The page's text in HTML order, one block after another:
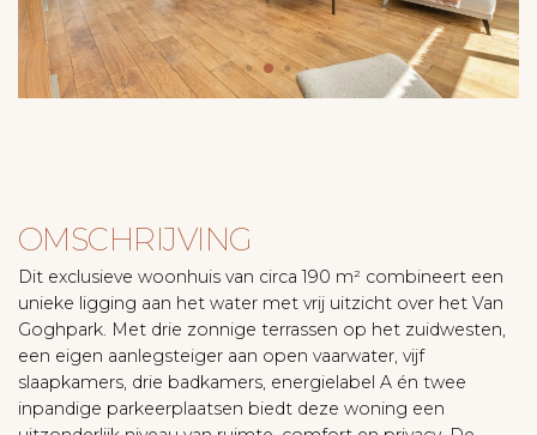
OMSCHRIJVING
Dit exclusieve woonhuis van circa 190 m² combineert een
unieke ligging aan het water met vrij uitzicht over het Van
Goghpark. Met drie zonnige terrassen op het zuidwesten,
een eigen aanlegsteiger aan open vaarwater, vijf
slaapkamers, drie badkamers, energielabel A én twee
inpandige parkeerplaatsen biedt deze woning een